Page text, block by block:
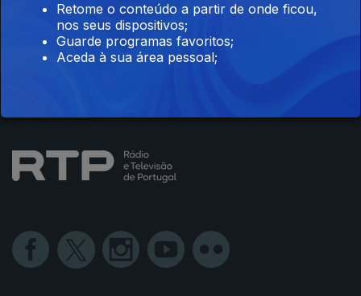
Disponível para iOS, Android, Apple TV, Android TV e
CarPlay
Retome o conteúdo a partir de onde ficou,
nos seus dispositivos;
Guarde programas favoritos;
Aceda à sua área pessoal;